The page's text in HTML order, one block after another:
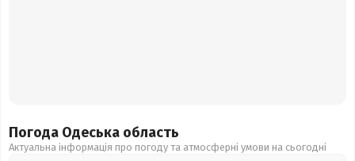
Погода Одеська область
Актуальна інформація про погоду та атмосферні умови на сьогодні